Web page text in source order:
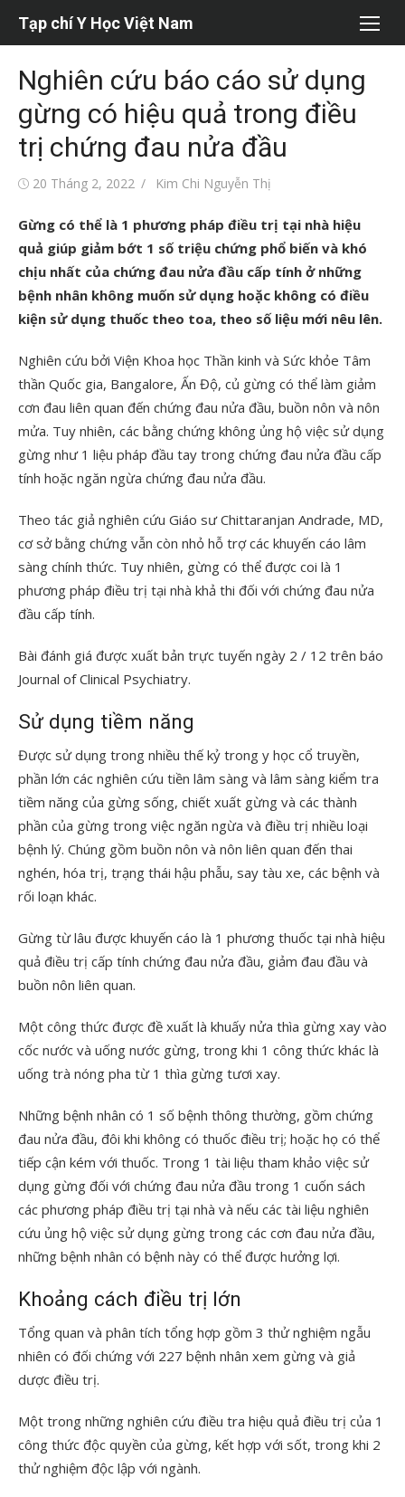
dung
Tạp chí Y Học Việt Nam
Nghiên cứu báo cáo sử dụng
gừng có hiệu quả trong điều
trị chứng đau nửa đầu
Đăng20 Tháng 2, 2022
Tác
Kim Chi Nguyễn Thị
Gừng có thể là 1 phương pháp điều trị tại nhà hiệu
quả giúp giảm bớt 1 số triệu chứng phổ biến và khó
chịu nhất của chứng đau nửa đầu cấp tính ở những
bệnh nhân không muốn sử dụng hoặc không có điều
kiện sử dụng thuốc theo toa, theo số liệu mới nêu lên.
Nghiên cứu bởi Viện Khoa học Thần kinh và Sức khỏe Tâm
thần Quốc gia, Bangalore, Ấn Độ, củ gừng có thể làm giảm
cơn đau liên quan đến chứng đau nửa đầu, buồn nôn và nôn
mửa. Tuy nhiên, các bằng chứng không ủng hộ việc sử dụng
gừng như 1 liệu pháp đầu tay trong chứng đau nửa đầu cấp
tính hoặc ngăn ngừa chứng đau nửa đầu.
Theo tác giả nghiên cứu Giáo sư Chittaranjan Andrade, MD,
cơ sở bằng chứng vẫn còn nhỏ hỗ trợ các khuyến cáo lâm
sàng chính thức. Tuy nhiên, gừng có thể được coi là 1
phương pháp điều trị tại nhà khả thi đối với chứng đau nửa
đầu cấp tính.
Bài đánh giá được xuất bản trực tuyến ngày 2 / 12 trên báo
Journal of Clinical Psychiatry.
Sử dụng tiềm năng
Được sử dụng trong nhiều thế kỷ trong y học cổ truyền,
phần lớn các nghiên cứu tiền lâm sàng và lâm sàng kiểm tra
tiềm năng của gừng sống, chiết xuất gừng và các thành
phần của gừng trong việc ngăn ngừa và điều trị nhiều loại
bệnh lý. Chúng gồm buồn nôn và nôn liên quan đến thai
nghén, hóa trị, trạng thái hậu phẫu, say tàu xe, các bệnh và
rối loạn khác.
Gừng từ lâu được khuyến cáo là 1 phương thuốc tại nhà hiệu
quả điều trị cấp tính chứng đau nửa đầu, giảm đau đầu và
buồn nôn liên quan.
Một công thức được đề xuất là khuấy nửa thìa gừng xay vào
cốc nước và uống nước gừng, trong khi 1 công thức khác là
uống trà nóng pha từ 1 thìa gừng tươi xay.
Những bệnh nhân có 1 số bệnh thông thường, gồm chứng
đau nửa đầu, đôi khi không có thuốc điều trị; hoặc họ có thể
tiếp cận kém với thuốc. Trong 1 tài liệu tham khảo việc sử
dụng gừng đối với chứng đau nửa đầu trong 1 cuốn sách
các phương pháp điều trị tại nhà và nếu các tài liệu nghiên
cứu ủng hộ việc sử dụng gừng trong các cơn đau nửa đầu,
những bệnh nhân có bệnh này có thể được hưởng lợi.
Khoảng cách điều trị lớn
Tổng quan và phân tích tổng hợp gồm 3 thử nghiệm ngẫu
nhiên có đối chứng với 227 bệnh nhân xem gừng và giả
dược điều trị.
Một trong những nghiên cứu điều tra hiệu quả điều trị của 1
công thức độc quyền của gừng, kết hợp với sốt, trong khi 2
thử nghiệm độc lập với ngành.